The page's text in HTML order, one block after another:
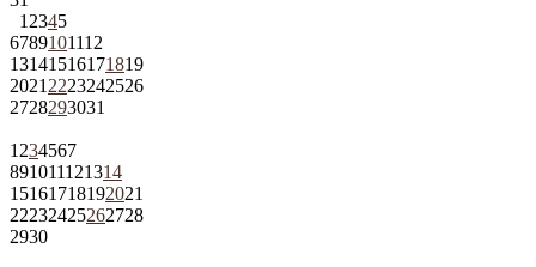
1 2345
6789101112
13141516171819
2021 2223242526
2728293031
1 234567
891011121314
15161718192021
22232425262728
2930